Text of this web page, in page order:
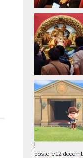
!
posté le 12